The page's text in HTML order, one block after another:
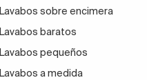
Lavabos sobre encimera
Lavabos baratos
Lavabos pequeños
Lavabos a medida